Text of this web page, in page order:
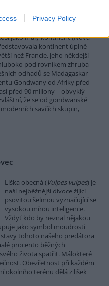
Privacy Policy
Spíše nežli velký ostrov –
jako malý kontinent (Nová
kontinent úplně
než Francie, jeho někdejší
pod rovníkem zhruba
odhadů se Madagaskar
Gondwany od Afriky před
před 90 miliony – obvyklý
že se od gondwanské
savčích skupin,
Liška obecná (Vulpes vulpes) je
naší nejběžnější divoce žijící
psovitou šelmou vyznačující se
vysokou mírou inteligence.
Vždyť kdo by neznal nějakou
jako symbol moudrosti
stavy tohoto našeho predátora
procento běžných
života spatřit. Málokteré
Obezřetnost při každém
okolního terénu dělá z lišek